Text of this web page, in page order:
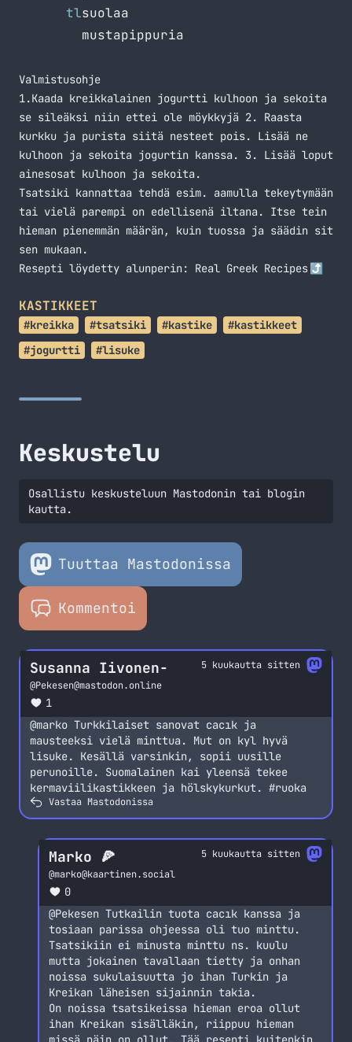
tlsuolaa
mustapippuria
Valmistusohje
1.Kaada kreikkalainen jogurtti kulhoon ja sekoita
se sileäksi niin ettei ole möykkyjä 2. Raasta
kurkku ja purista siitä nesteet pois. Lisää ne
kulhoon ja sekoita jogurtin kanssa. 3. Lisää loput
ainesosat kulhoon ja sekoita.
Tsatsiki kannattaa tehdä esim. aamulla tekeytymään
tai vielä parempi on edellisenä iltana. Itse tein
hieman pienemmän määrän, kuin tuossa ja säädin sit
sen mukaan.
Resepti löydetty alunperin: Real Greek Recipes
KASTIKKEET
#kreikka #tsatsiki #kastike
#kastikkeet
#jogurtti
#lisuke
Keskustelu
Osallistu keskusteluun Mastodonin tai blogin
kautta.
Tuuttaa Mastodonissa
Kommentoi
Susanna Iivonen-
@Pekesen@mastodon.online
1
5 kuukautta sitten
@marko Turkkilaiset sanovat cacık ja
mausteeksi vielä minttua. Mut on kyl hyvä
lisuke. Kesällä varsinkin, sopii uusille
perunoille. Suomalainen kai yleensä tekee
kermaviilikastikkeen ja hölskykurkut. #ruoka
Vastaa Mastodonissa
Marko 🍕
@marko@kaartinen.social
0
5 kuukautta sitten
@Pekesen Tutkailin tuota cacık kanssa ja
tosiaan parissa ohjeessa oli tuo minttu.
Tsatsikiin ei minusta minttu ns. kuulu
mutta jokainen tavallaan tietty ja onhan
noissa sukulaisuutta jo ihan Turkin ja
Kreikan läheisen sijainnin takia.
On noissa tsatsikeissa hieman eroa ollut
ihan Kreikan sisälläkin, riippuu hieman